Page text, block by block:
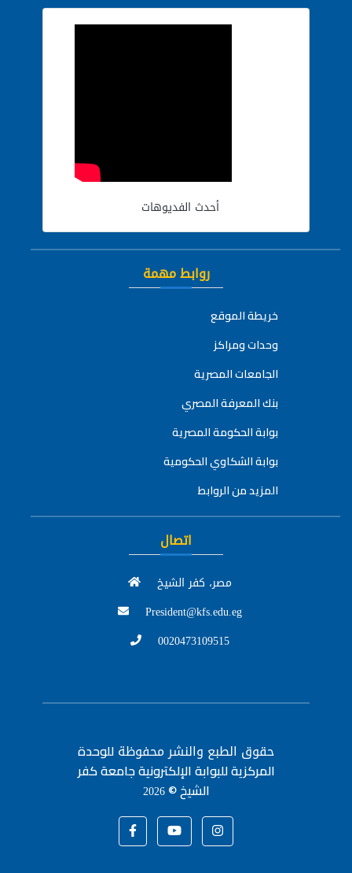
أحدث الفديوهات
روابط مهمة
خريطة الموقع
وحدات ومراكز
الجامعات المصرية
بنك المعرفة المصري
بوابة الحكومة المصرية
بوابة الشكاوي الحكومية
المزيد من الروابط
اتصال
مصر، كفر الشيخ
President@kfs.edu.eg
0020473109515
حقوق الطبع والنشر محفوظة للوحدة
المركزية للبوابة الإلكترونية جامعة كفر
الشيخ ©2026